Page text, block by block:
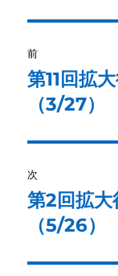
稿
ナ
ビ
ゲ
ー
シ
前
前
の
稿:
第11回拡
（3/27）
次
次
の
稿:
第2回拡大
（5/26）